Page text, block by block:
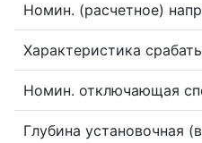
Номин. (расчетное)
Характеристика
Номин. отключающая
Глубина установочная